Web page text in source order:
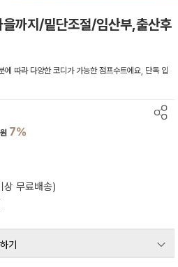
까지/밑단조절/임산부,출산후
에 따라 다양한 코디가 가능한 점프수트에요, 단독 입
원 7%
무료배송)
기